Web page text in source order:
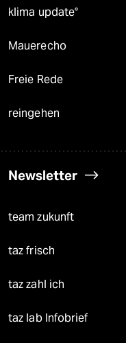
klima update°
Mauerecho
Freie Rede
reingehen
Newsletter
team zukunft
taz frisch
taz zahl ich
taz lab Infobrief